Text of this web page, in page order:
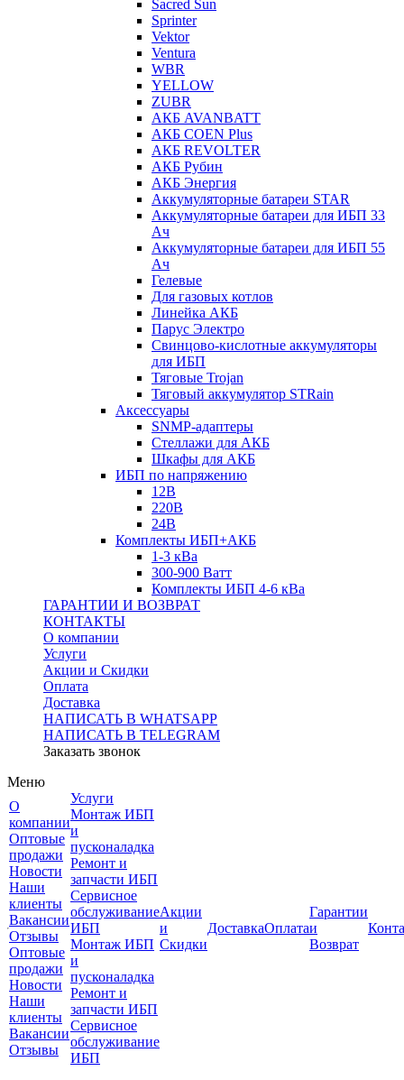
Sacred Sun
Sprinter
Vektor
Ventura
WBR
YELLOW
ZUBR
АКБ AVANBATT
АКБ COEN Plus
АКБ REVOLTER
АКБ Рубин
АКБ Энергия
Аккумуляторные батареи STAR
Аккумуляторные батареи для ИБП 33
Ач
Аккумуляторные батареи для ИБП 55
Ач
Гелевые
Для газовых котлов
Линейка АКБ
Парус Электро
Свинцово-кислотные аккумуляторы
для ИБП
Тяговые Trojan
Тяговый аккумулятор STRain
Аксессуары
SNMP-адаптеры
Стеллажи для АКБ
Шкафы для АКБ
ИБП по напряжению
12В
220В
24В
Комплекты ИБП+АКБ
1-3 кВа
300-900 Ватт
Комплекты ИБП 4-6 кВа
ГАРАНТИИ И ВОЗВРАТ
КОНТАКТЫ
О компании
Услуги
Акции и Скидки
Оплата
Доставка
НАПИСАТЬ В WHATSAPP
НАПИСАТЬ В TELEGRAM
Заказать звонок
Меню
О
компании
Оптовые
продажи
Новости
Наши
клиенты
Вакансии
Отзывы
Оптовые
продажи
Новости
Наши
клиенты
Вакансии
Отзывы
Услуги
Монтаж ИБП
и
пусконаладка
Ремонт и
запчасти ИБП
Сервисное
обслуживание
ИБП
Монтаж ИБП
и
пусконаладка
Ремонт и
запчасти ИБП
Сервисное
обслуживание
ИБП
Акции
и
Скидки
ДоставкаОплата
Гарантии
и
Возврат